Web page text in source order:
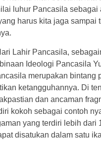
luhur Pancasila sebagai
harus kita jaga sampai
Lahir Pancasila,
Ideologi Pancasila
merupakan bintang
ketangguhannya. Di
dan ancaman
kokoh sebagai contoh
yang terdiri lebih dari
disatukan dalam satu